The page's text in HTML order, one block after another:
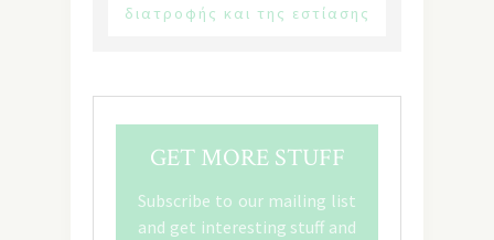
διατροφής και της εστίασης
GET MORE STUFF
Subscribe to our mailing list
and get interesting stuff and